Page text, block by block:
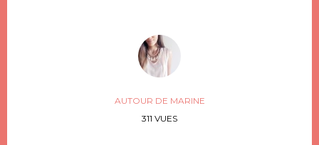
AUTOUR DE MARINE
311 VUES